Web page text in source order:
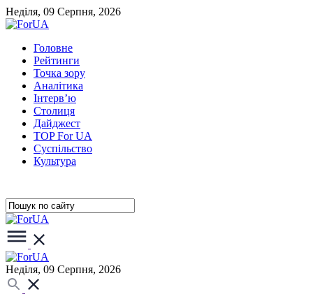
Неділя, 09 Серпня, 2026
Головне
Рейтинги
Точка зору
Аналітика
Інтерв’ю
Столиця
Дайджест
TOP For UA
Суспiльство
Культура
Неділя, 09 Серпня, 2026